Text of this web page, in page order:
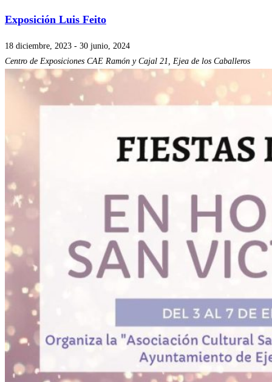
Exposición Luis Feito
18 diciembre, 2023 - 30 junio, 2024
Centro de Exposiciones CAE Ramón y Cajal 21, Ejea de los Caballeros